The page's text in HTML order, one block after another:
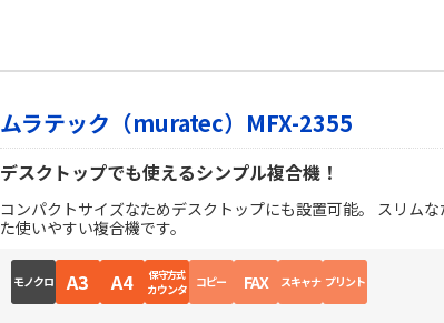
ムラテック（muratec）MFX-2355
デスクトップでも使えるシンプル複合機！
コンパクトサイズなためデスクトップにも設置可能。 スリム
た使いやすい複合機です。
モノクロ A3 A4 保守方式
カウンタ コピー FAX スキャナ プリント